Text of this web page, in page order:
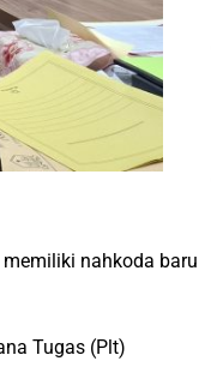
nahkoda baru
Tugas (Plt)